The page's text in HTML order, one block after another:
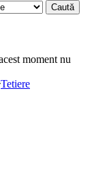
Caută
moment nu
Tetiere